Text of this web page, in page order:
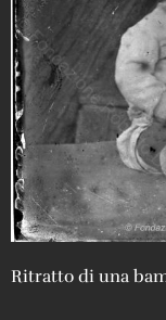
Ritratto di una